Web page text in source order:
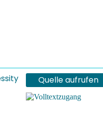
Quelle aufrufen